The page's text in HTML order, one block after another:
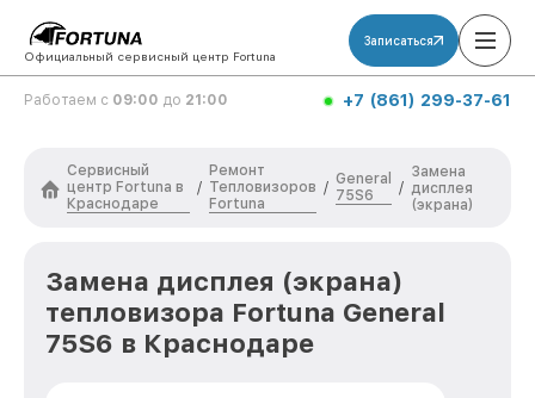
Официальный сервисный центр Fortuna
Записаться
Работаем с 09:00 до 21:00 +7 (861) 299-37-61
Сервисный
центр Fortuna в
Краснодаре
/
Ремонт
Тепловизоров
Fortuna
/
General
75S6
/
Замена
дисплея
(экрана)
Замена дисплея (экрана)
тепловизора Fortuna General
75S6 в Краснодаре